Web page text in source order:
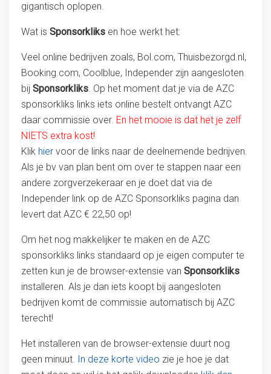
gigantisch oplopen.
Wat is Sponsorkliksen hoe werkt het:
Veel online bedrijven zoals, Bol.com, Thuisbezorgd.nl,
Booking.com, Coolblue, Independer zijn aangesloten
bij Sponsorkliks. Op het moment dat je via de AZC
sponsorkliks links iets online bestelt ontvangt AZC
daar commissie over. En het mooie is dat het je zelf
NIETS extra kost!
Klik hiervoor de links naar de deelnemende bedrijven.
Als je bv van plan bent om over te stappen naar een
andere zorgverzekeraar en je doet dat via de
Independer link op de AZC Sponsorkliks pagina dan
levert dat AZC € 22,50 op!
Om het nog makkelijker te maken en de AZC
sponsorkliks links standaard op je eigen computer te
zetten kun je de browser-extensie van Sponsorkliks
installeren. Als je dan iets koopt bij aangesloten
bedrijven komt de commissie automatisch bij AZC
terecht!
Het installeren van de browser-extensie duurt nog
geen minuut. In deze korte video zie je hoe je dat